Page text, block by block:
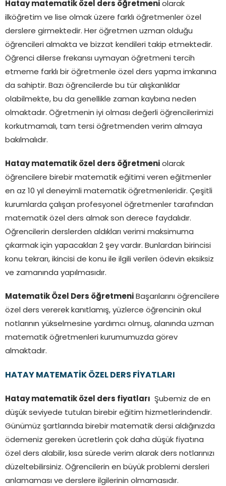
Hatay matematik özel ders öğretmeni olarak
ilköğretim ve lise olmak üzere farklı öğretmenler özel
derslere girmektedir. Her öğretmen uzman olduğu
öğrencileri almakta ve bizzat kendileri takip etmektedir.
Öğrenci dilerse frekansı uymayan öğretmeni tercih
etmeme farklı bir öğretmenle özel ders yapma imkanına
da sahiptir. Bazı öğrencilerde bu tür alışkanlıklar
olabilmekte, bu da genellikle zaman kaybına neden
olmaktadır. Öğretmenin iyi olması değerli öğrencilerimizi
korkutmamalı, tam tersi öğretmenden verim almaya
bakılmalıdır.
Hatay matematik özel ders öğretmeni olarak
öğrencilere birebir matematik eğitimi veren eğitmenler
en az 10 yıl deneyimli matematik öğretmenleridir. Çeşitli
kurumlarda çalışan profesyonel öğretmenler tarafından
matematik özel ders almak son derece faydalıdır.
Öğrencilerin derslerden aldıkları verimi maksimuma
çıkarmak için yapacakları 2 şey vardır. Bunlardan birincisi
konu tekrarı, ikincisi de konu ile ilgili verilen ödevin eksiksiz
ve zamanında yapılmasıdır.
Matematik Özel Ders öğretmeni Başarılarını öğrencilere
özel ders vererek kanıtlamış, yüzlerce öğrencinin okul
notlarının yükselmesine yardımcı olmuş, alanında uzman
matematik öğretmenleri kurumumuzda görev
almaktadır.
HATAY MATEMATİK ÖZEL DERS FİYATLARI
Hatay matematik özel ders fiyatları Şubemiz de en
düşük seviyede tutulan birebir eğitim hizmetlerindendir.
Günümüz şartlarında birebir matematik dersi aldığınızda
ödemeniz gereken ücretlerin çok daha düşük fiyatına
özel ders alabilir, kısa sürede verim alarak ders notlarınızı
düzeltebilirsiniz. Öğrencilerin en büyük problemi dersleri
anlamaması ve derslere ilgilerinin olmamasıdır.